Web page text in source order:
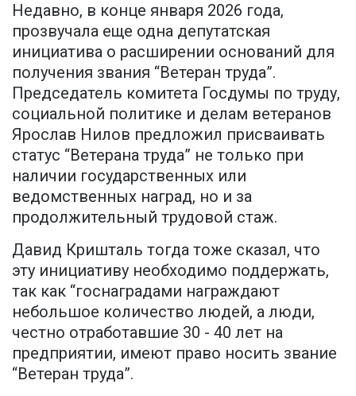
Недавно, в конце января 2026 года,
прозвучала еще одна депутатская
инициатива о расширении оснований для
получения звания “Ветеран труда”.
Председатель комитета Госдумы по труду,
социальной политике и делам ветеранов
Ярослав Нилов предложил присваивать
статус “Ветерана труда” не только при
наличии государственных или
ведомственных наград, но и за
продолжительный трудовой стаж.
Давид Кришталь тогда тоже сказал, что
эту инициативу необходимо поддержать,
так как “госнаградами награждают
небольшое количество людей, а люди,
честно отработавшие 30 - 40 лет на
предприятии, имеют право носить звание
“Ветеран труда”.